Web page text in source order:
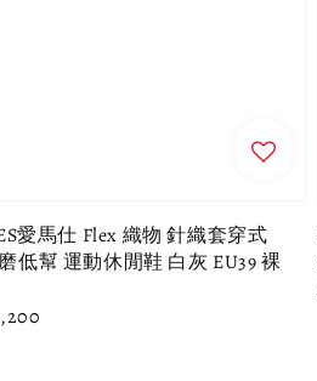
愛馬仕 Flex 織物 針織套穿式
低幫 運動休閒鞋 白灰 EU39 裸